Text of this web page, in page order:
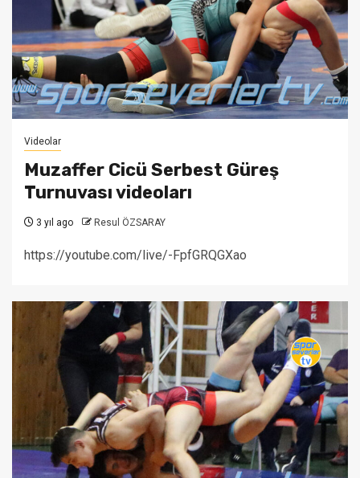
Videolar
Muzaffer Cicü Serbest Güreş
Turnuvası videoları
3 yıl ago Resul ÖZSARAY
https://youtube.com/live/-FpfGRQGXao